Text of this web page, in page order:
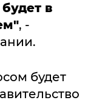
в
, -
будет